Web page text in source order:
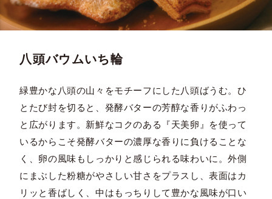
八頭バウムいち輪
緑豊かな八頭の山々をモチーフにした八頭ばうむ。ひ
とたび封を切ると、発酵バターの芳醇な香りがふわっ
と広がります。新鮮なコクのある『天美卵』を使って
いるからこそ発酵バターの濃厚な香りに負けることな
く、卵の風味もしっかりと感じられる味わいに。外側
にまぶした粉糖がやさしい甘さをプラスし、表面はカ
リッと香ばしく、中はもっちりして豊かな風味が口い